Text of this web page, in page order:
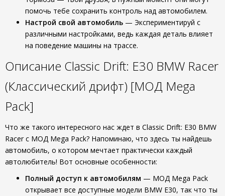
помочь тебе сохранить контроль над автомобилем.
Настрой свой автомобиль — Экспериментируй с
различными настройками, ведь каждая деталь влияет
на поведение машины на трассе.
Описание Classic Drift: E30 BMW Racer
(Классический дрифт) [МОД Mega
Pack]
Что же такого интересного нас ждет в Classic Drift: E30 BMW
Racer с МОД Mega Pack? Напоминаю, что здесь ты найдешь
автомобиль, о котором мечтает практически каждый
автолюбитель! Вот основные особенности:
Полный доступ к автомобилям — МОД Mega Pack
открывает все доступные модели BMW E30, так что ты